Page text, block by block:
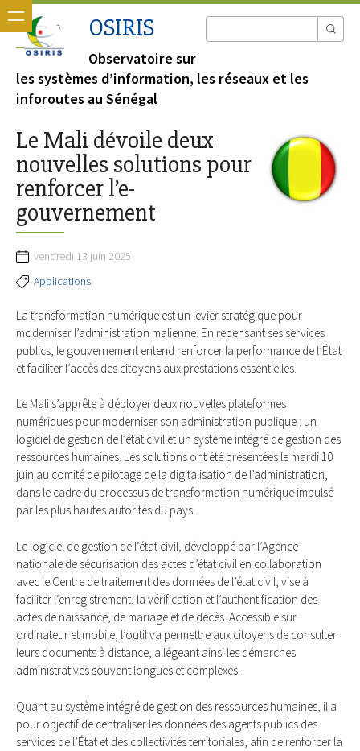
OSIRIS
Observatoire sur
les systèmes d’information, les réseaux et les
inforoutes au Sénégal
Le Mali dévoile deux
nouvelles solutions pour
renforcer l’e-
gouvernement
vendredi 13 juin 2025
Applications
La transformation numérique est un levier stratégique pour
moderniser l’administration malienne. En repensant ses services
publics, le gouvernement entend renforcer la performance de l’État
et faciliter l’accès des citoyens aux prestations essentielles.
Le Mali s’apprête à déployer deux nouvelles plateformes
numériques pour moderniser son administration publique : un
logiciel de gestion de l’état civil et un système intégré de gestion des
ressources humaines. Les solutions ont été présentées le mardi 10
juin au comité de pilotage de la digitalisation de l’administration,
dans le cadre du processus de transformation numérique impulsé
par les plus hautes autorités du pays.
Le logiciel de gestion de l’état civil, développé par l’Agence
nationale de sécurisation des actes d’état civil en collaboration
avec le Centre de traitement des données de l’état civil, vise à
faciliter l’enregistrement, la vérification et l’authentification des
actes de naissance, de mariage et de décès. Accessible sur
ordinateur et mobile, l’outil va permettre aux citoyens de consulter
leurs documents à distance, allégeant ainsi les démarches
administratives souvent longues et complexes.
Quant au système intégré de gestion des ressources humaines, il a
pour objectif de centraliser les données des agents publics des
services de l’État et des collectivités territoriales, afin de renforcer la